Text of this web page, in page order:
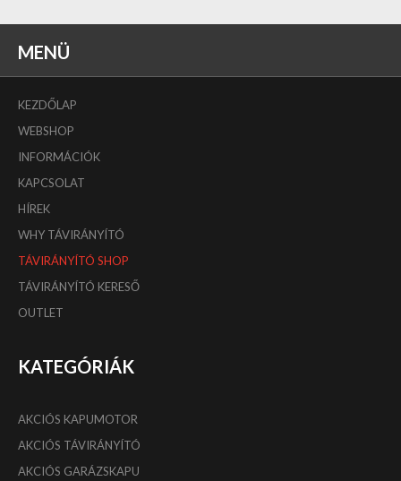
MENÜ
KEZDŐLAP
WEBSHOP
INFORMÁCIÓK
KAPCSOLAT
HÍREK
WHY TÁVIRÁNYÍTÓ
TÁVIRÁNYÍTÓ SHOP
TÁVIRÁNYÍTÓ KERESŐ
OUTLET
KATEGÓRIÁK
AKCIÓS KAPUMOTOR
AKCIÓS TÁVIRÁNYÍTÓ
AKCIÓS GARÁZSKAPU